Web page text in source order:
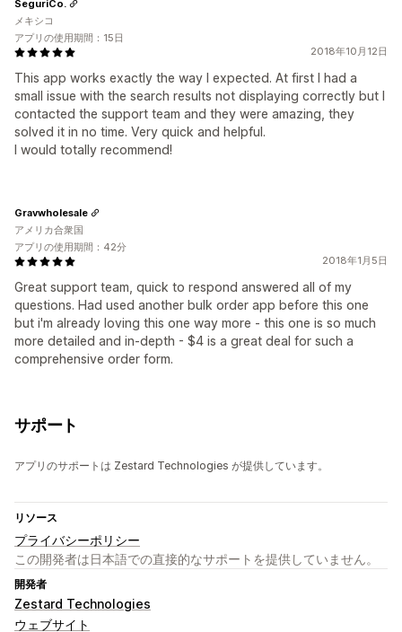
2018年10月12日
This app works exactly the way I expected. At first I had a
small issue with the search results not displaying correctly but I
contacted the support team and they were amazing, they
solved it in no time. Very quick and helpful.
I would totally recommend!
SeguriCo.
メキシコ
アプリの使用期間：15日
2018年1月5日
Great support team, quick to respond answered all of my
questions. Had used another bulk order app before this one
but i'm already loving this one way more - this one is so much
more detailed and in-depth - $4 is a great deal for such a
comprehensive order form.
Gravwholesale
アメリカ合衆国
アプリの使用期間：42分
サポート
アプリのサポートは Zestard Technologies が提供しています。
リソース
プライバシーポリシー
この開発者は日本語での直接的なサポートを提供していません。
開発者
Zestard Technologies
ウェブサイト